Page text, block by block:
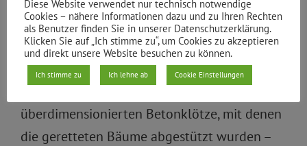
musste lernen, dass in solch selbstherrlicher
Art mit den KreuzbergerInnen nicht
umzuspringen ist. Wohl nicht der letzte Coup
von Brockelmann sind die völlig
überdimensionierten Betonklötze, mit denen
die geretteten Bäume abgestützt wurden –
Diese Website verwendet nur technisch notwendige
Cookies – nähere Informationen dazu und zu Ihren Rechten
als Benutzer finden Sie in unserer Datenschutzerklärung.
Klicken Sie auf „Ich stimme zu“, um Cookies zu akzeptieren
und direkt unsere Website besuchen zu können.
Ich stimme zu Ich lehne ab Cookie Einstellungen